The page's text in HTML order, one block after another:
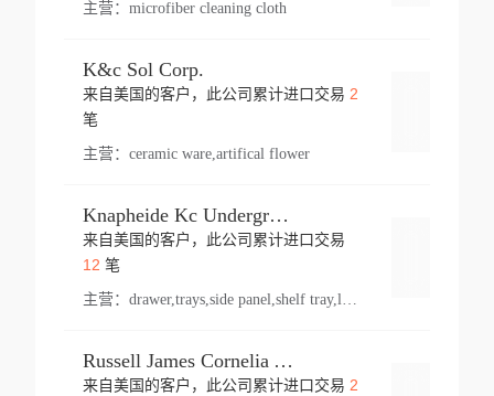
主营： microfiber cleaning cloth
K&c Sol Corp.
来自美国的客户，此公司累计进口交易 2
笔
主营： ceramic ware,artifical flower
Knapheide Kc Underground
来自美国的客户，此公司累计进口交易
12 笔
主营：
Russell James Cornelia Arlington Va
来自美国的客户，此公司累计进口交易 2